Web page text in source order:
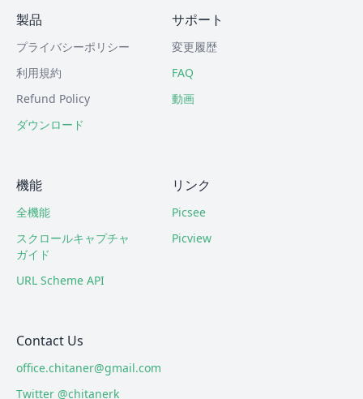
製品
プライバシーポリシー
利用規約
Refund Policy
ダウンロード
サポート
変更履歴
FAQ
動画
機能
全機能
スクロールキャプチャ
ガイド
URL Scheme API
リンク
Picsee
Picview
Contact Us
office.chitaner@gmail.com
Twitter @chitanerk